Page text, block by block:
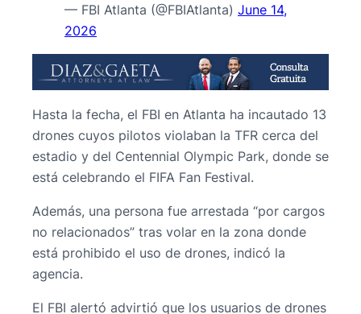
— FBI Atlanta (@FBIAtlanta) June 14,
2026
Hasta la fecha, el FBI en Atlanta ha incautado 13
drones cuyos pilotos violaban la TFR cerca del
estadio y del Centennial Olympic Park, donde se
está celebrando el FIFA Fan Festival.
Además, una persona fue arrestada “por cargos
no relacionados” tras volar en la zona donde
está prohibido el uso de drones, indicó la
agencia.
El FBI alertó advirtió que los usuarios de drones